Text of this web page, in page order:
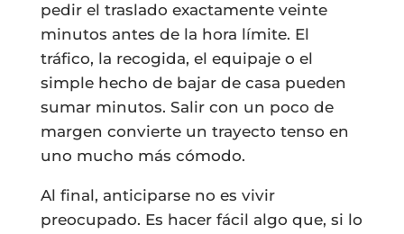
pedir el traslado exactamente veinte
minutos antes de la hora límite. El
tráfico, la recogida, el equipaje o el
simple hecho de bajar de casa pueden
sumar minutos. Salir con un poco de
margen convierte un trayecto tenso en
uno mucho más cómodo.
Al final, anticiparse no es vivir
preocupado. Es hacer fácil algo que, si lo